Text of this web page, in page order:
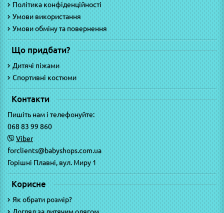
Політика конфіденційності
Умови використання
Умови обміну та повернення
Що придбати?
Дитячі піжами
Спортивні костюми
Контакти
Пишіть нам і телефонуйте:
068 83 99 860
Viber
forclients@babyshops.com.ua
Горішні Плавні, вул. Миру 1
Корисне
Як обрати розмір?